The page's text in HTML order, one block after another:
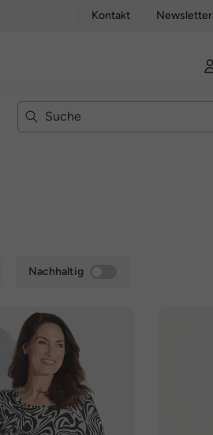
Kontakt Newsletter
Nachhaltig